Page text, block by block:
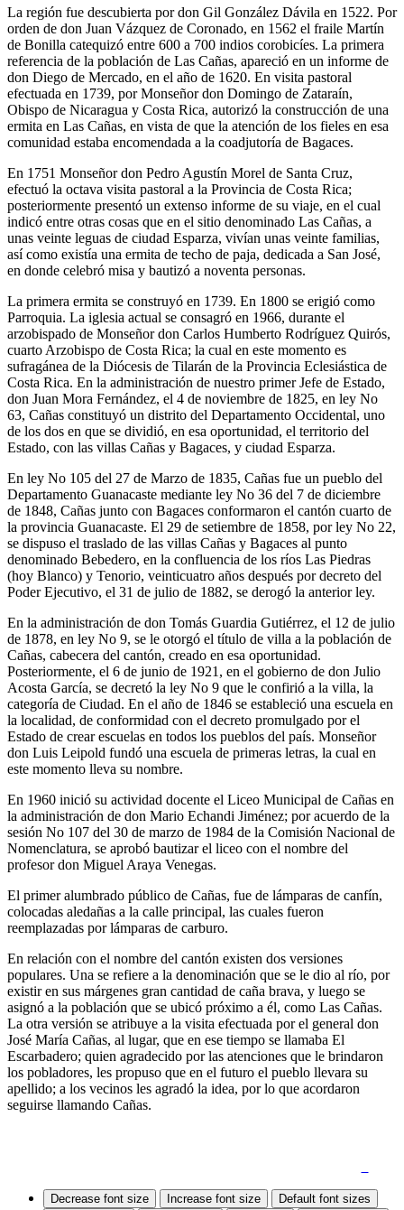
La región fue descubierta por don Gil González Dávila en 1522. Por
orden de don Juan Vázquez de Coronado, en 1562 el fraile Martín
de Bonilla catequizó entre 600 a 700 indios corobicíes. La primera
referencia de la población de Las Cañas, apareció en un informe de
don Diego de Mercado, en el año de 1620. En visita pastoral
efectuada en 1739, por Monseñor don Domingo de Zataraín,
Obispo de Nicaragua y Costa Rica, autorizó la construcción de una
ermita en Las Cañas, en vista de que la atención de los fieles en esa
comunidad estaba encomendada a la coadjutoría de Bagaces.
En 1751 Monseñor don Pedro Agustín Morel de Santa Cruz,
efectuó la octava visita pastoral a la Provincia de Costa Rica;
posteriormente presentó un extenso informe de su viaje, en el cual
indicó entre otras cosas que en el sitio denominado Las Cañas, a
unas veinte leguas de ciudad Esparza, vivían unas veinte familias,
así como existía una ermita de techo de paja, dedicada a San José,
en donde celebró misa y bautizó a noventa personas.
La primera ermita se construyó en 1739. En 1800 se erigió como
Parroquia. La iglesia actual se consagró en 1966, durante el
arzobispado de Monseñor don Carlos Humberto Rodríguez Quirós,
cuarto Arzobispo de Costa Rica; la cual en este momento es
sufragánea de la Diócesis de Tilarán de la Provincia Eclesiástica de
Costa Rica. En la administración de nuestro primer Jefe de Estado,
don Juan Mora Fernández, el 4 de noviembre de 1825, en ley No
63, Cañas constituyó un distrito del Departamento Occidental, uno
de los dos en que se dividió, en esa oportunidad, el territorio del
Estado, con las villas Cañas y Bagaces, y ciudad Esparza.
En ley No 105 del 27 de Marzo de 1835, Cañas fue un pueblo del
Departamento Guanacaste mediante ley No 36 del 7 de diciembre
de 1848, Cañas junto con Bagaces conformaron el cantón cuarto de
la provincia Guanacaste. El 29 de setiembre de 1858, por ley No 22,
se dispuso el traslado de las villas Cañas y Bagaces al punto
denominado Bebedero, en la confluencia de los ríos Las Piedras
(hoy Blanco) y Tenorio, veinticuatro años después por decreto del
Poder Ejecutivo, el 31 de julio de 1882, se derogó la anterior ley.
En la administración de don Tomás Guardia Gutiérrez, el 12 de julio
de 1878, en ley No 9, se le otorgó el título de villa a la población de
Cañas, cabecera del cantón, creado en esa oportunidad.
Posteriormente, el 6 de junio de 1921, en el gobierno de don Julio
Acosta García, se decretó la ley No 9 que le confirió a la villa, la
categoría de Ciudad. En el año de 1846 se estableció una escuela en
la localidad, de conformidad con el decreto promulgado por el
Estado de crear escuelas en todos los pueblos del país. Monseñor
don Luis Leipold fundó una escuela de primeras letras, la cual en
este momento lleva su nombre.
En 1960 inició su actividad docente el Liceo Municipal de Cañas en
la administración de don Mario Echandi Jiménez; por acuerdo de la
sesión No 107 del 30 de marzo de 1984 de la Comisión Nacional de
Nomenclatura, se aprobó bautizar el liceo con el nombre del
profesor don Miguel Araya Venegas.
El primer alumbrado público de Cañas, fue de lámparas de canfín,
colocadas aledañas a la calle principal, las cuales fueron
reemplazadas por lámparas de carburo.
En relación con el nombre del cantón existen dos versiones
populares. Una se refiere a la denominación que se le dio al río, por
existir en sus márgenes gran cantidad de caña brava, y luego se
asignó a la población que se ubicó próximo a él, como Las Cañas.
La otra versión se atribuye a la visita efectuada por el general don
José María Cañas, al lugar, que en ese tiempo se llamaba El
Escarbadero; quien agradecido por las atenciones que le brindaron
los pobladores, les propuso que en el futuro el pueblo llevara su
apellido; a los vecinos les agradó la idea, por lo que acordaron
seguirse llamando Cañas.
Decrease font size Increase font size Default font sizes